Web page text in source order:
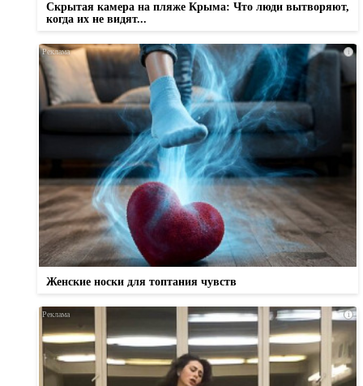
Скрытая камера на пляже Крыма: Что люди вытворяют,
когда их не видят...
i
Женские носки для топтания чувств
i